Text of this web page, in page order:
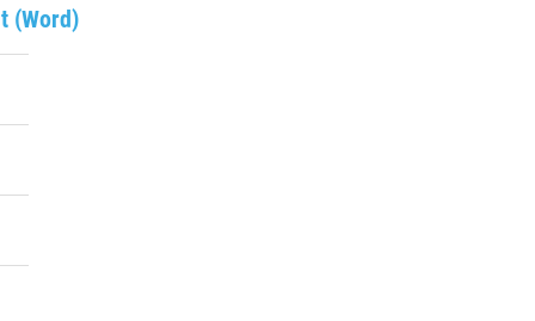
(Word)